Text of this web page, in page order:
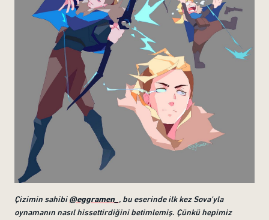
Çizimin sahibi@eggramen_ , bu eserinde ilk kez Sova'yla
oynamanın nasıl hissettirdiğini betimlemiş. Çünkü hepimiz